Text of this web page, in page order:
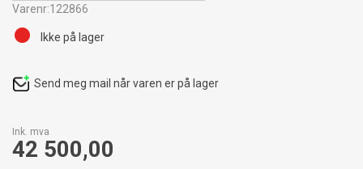
Varenr:122866
Ink. mva
42 500,00
Ikke på lager
Send meg mail når varen er på lager